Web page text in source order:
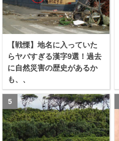
【戦慄】地名に入っていた
らヤバすぎる漢字9選！過去
に自然災害の歴史があるか
も、、